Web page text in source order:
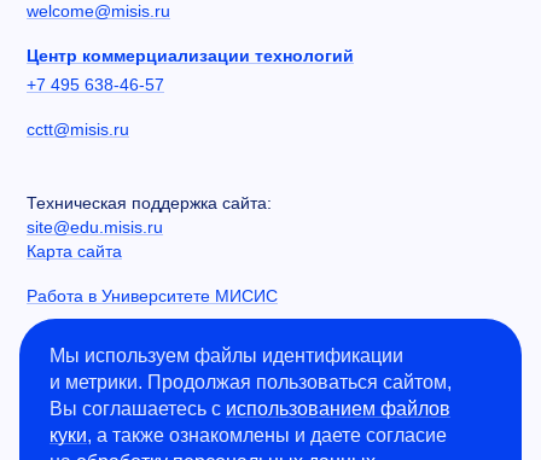
welcome@misis.ru
Центр коммерциализации технологий
+7 495 638-46-57
cctt@misis.ru
Техническая поддержка сайта:
site@edu.misis.ru
Карта сайта
Работа в Университете МИСИС
Сведения об образовательной организации
Информация о закупках
Противодействие коррупции
Политика конфиденциальности
Мы используем файлы идентификации
и метрики. Продолжая пользоваться сайтом,
Вы соглашаетесь с использованием файлов
куки, а также ознакомлены и даете согласие